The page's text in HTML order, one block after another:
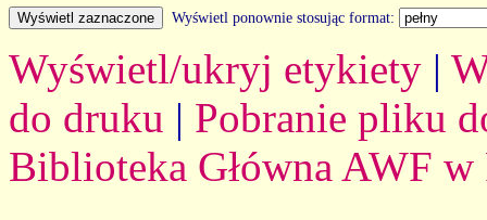
Wyświetl ponownie stosując format:
Wyświetl/ukryj etykiety |
do druku | Pobranie pliku
Biblioteka Główna AWF w